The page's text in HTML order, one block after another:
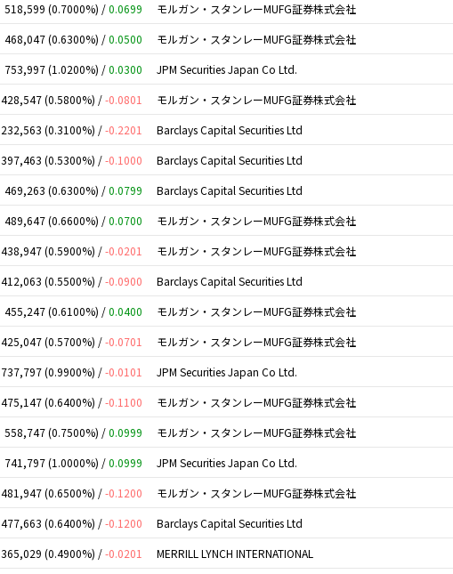
518,599 (0.7000%) /0.0699 モルガン・スタンレーMUFG証券株式会社
468,047 (0.6300%) /0.0500 モルガン・スタンレーMUFG証券株式会社
753,997 (1.0200%) /0.0300 JPM Securities Japan Co Ltd.
428,547 (0.5800%) /-0.0801 モルガン・スタンレーMUFG証券株式会社
232,563 (0.3100%) /-0.2201 Barclays Capital Securities Ltd
397,463 (0.5300%) /-0.1000 Barclays Capital Securities Ltd
469,263 (0.6300%) /0.0799 Barclays Capital Securities Ltd
489,647 (0.6600%) /0.0700 モルガン・スタンレーMUFG証券株式会社
438,947 (0.5900%) /-0.0201 モルガン・スタンレーMUFG証券株式会社
412,063 (0.5500%) /-0.0900 Barclays Capital Securities Ltd
455,247 (0.6100%) /0.0400 モルガン・スタンレーMUFG証券株式会社
425,047 (0.5700%) /-0.0701 モルガン・スタンレーMUFG証券株式会社
737,797 (0.9900%) /-0.0101 JPM Securities Japan Co Ltd.
475,147 (0.6400%) /-0.1100 モルガン・スタンレーMUFG証券株式会社
558,747 (0.7500%) /0.0999 モルガン・スタンレーMUFG証券株式会社
741,797 (1.0000%) /0.0999 JPM Securities Japan Co Ltd.
481,947 (0.6500%) /-0.1200 モルガン・スタンレーMUFG証券株式会社
477,663 (0.6400%) /-0.1200 Barclays Capital Securities Ltd
365,029 (0.4900%) /-0.0201 MERRILL LYNCH INTERNATIONAL